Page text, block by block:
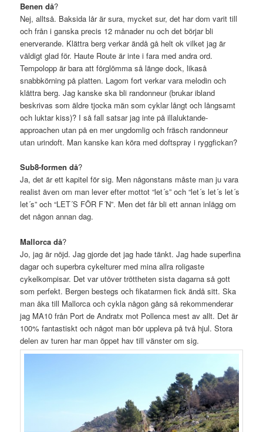
Benen då?
Nej, alltså. Baksida lår är sura, mycket sur, det har dom varit till
och från i ganska precis 12 månader nu och det börjar bli
enerverande. Klättra berg verkar ändå gå helt ok vilket jag är
väldigt glad för. Haute Route är inte i fara med andra ord.
Tempolopp är bara att förglömma så länge dock, likaså
snabbkörning på platten. Lagom fort verkar vara melodin och
klättra berg. Jag kanske ska bli randonneur (brukar ibland
beskrivas som äldre tjocka män som cyklar långt och långsamt
och luktar kiss)? I så fall satsar jag inte på illaluktande-
approachen utan på en mer ungdomlig och fräsch randonneur
utan urindoft. Man kanske kan köra med doftspray i ryggfickan?
Sub8-formen då?
Ja, det är ett kapitel för sig. Men någonstans måste man ju vara
realist även om man lever efter mottot “let´s” och “let´s let´s let´s
let´s” och “LET´S FÖR F´N”. Men det får bli ett annan inlägg om
det någon annan dag.
Mallorca då?
Jo, jag är nöjd. Jag gjorde det jag hade tänkt. Jag hade superfina
dagar och superbra cykelturer med mina allra roligaste
cykelkompisar. Det var utöver tröttheten sista dagarna så gott
som perfekt. Bergen bestegs och fikatarmen fick ändå sitt. Ska
man åka till Mallorca och cykla någon gång så rekommenderar
jag MA10 från Port de Andratx mot Pollenca mest av allt. Det är
100% fantastiskt och något man bör uppleva på två hjul. Stora
delen av turen har man öppet hav till vänster om sig.